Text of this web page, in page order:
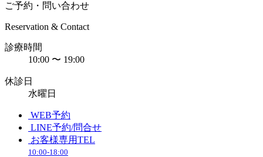
ご予約・問い合わせ
Reservation & Contact
診療時間
10:00 〜 19:00
休診日
水曜日
WEB予約
LINE予約/問合せ
お客様専用TEL
10:00-18:00